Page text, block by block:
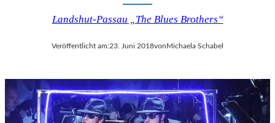
Landshut-Passau „The Blues Brothers“
Veröffentlicht am:23. Juni 2018von Michaela Schabel